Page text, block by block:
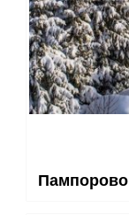
Пампорово